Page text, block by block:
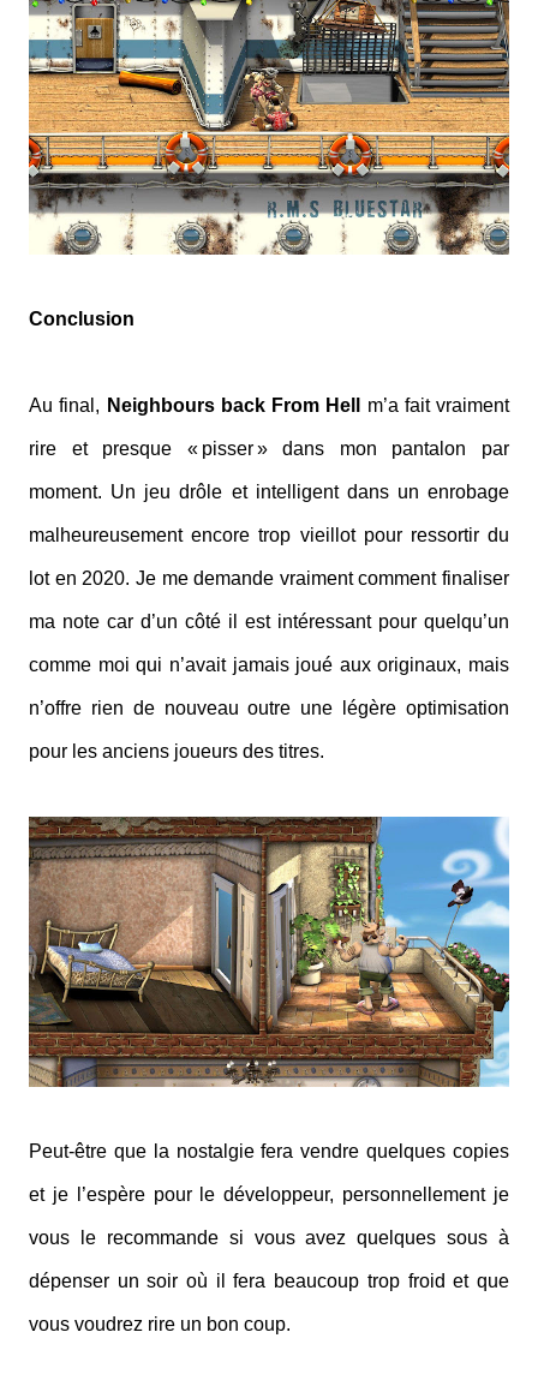
Conclusion
Au final, Neighbours back From Hell m’a fait vraiment
rire et presque « pisser » dans mon pantalon par
moment. Un jeu drôle et intelligent dans un enrobage
malheureusement encore trop vieillot pour ressortir du
lot en 2020. Je me demande vraiment comment finaliser
ma note car d’un côté il est intéressant pour quelqu’un
comme moi qui n’avait jamais joué aux originaux, mais
n’offre rien de nouveau outre une légère optimisation
pour les anciens joueurs des titres.
Peut-être que la nostalgie fera vendre quelques copies
et je l’espère pour le développeur, personnellement je
vous le recommande si vous avez quelques sous à
dépenser un soir où il fera beaucoup trop froid et que
vous voudrez rire un bon coup.